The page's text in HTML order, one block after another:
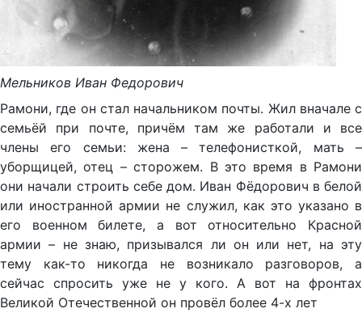
Мельников Иван Федорович
Рамони, где он стал начальником почты. Жил вначале с
семьёй при почте, причём там же работали и все
члены его семьи: жена – телефонисткой, мать –
уборщицей, отец – сторожем. В это время в Рамони
они начали строить себе дом. Иван Фёдорович в белой
или иностранной армии не служил, как это указано в
его военном билете, а вот относительно Красной
армии – не знаю, призывался ли он или нет, на эту
тему как-то никогда не возникало разговоров, а
сейчас спросить уже не у кого. А вот на фронтах
Великой Отечественной он провёл более 4-х лет